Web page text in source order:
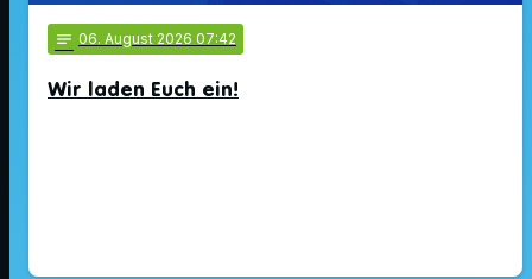
notes 06. August 2026 07:42
Wir laden Euch ein!